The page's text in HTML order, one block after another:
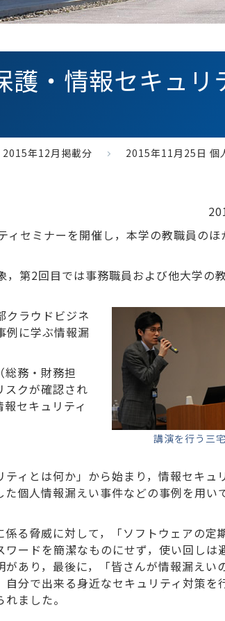
・情報セキュリ
2015年12月掲載分 2015年11月25日 個
セミナーを開催し，本学の教職員のほ
第2回目では事務職員および他大学の
講演を行う三
クラウドビジネ
例に学ぶ情報漏
総務・財務担
スクが確認され
セキュリティ
ィとは何か」から始まり，情報セキュ
個人情報漏えい事件などの事例を用い
係る脅威に対して，「ソフトウェアの定
ワードを簡潔なものにせず，使い回しは
あり，最後に，「皆さんが情報漏えい
分で出来る身近なセキュリティ対策を
ました。